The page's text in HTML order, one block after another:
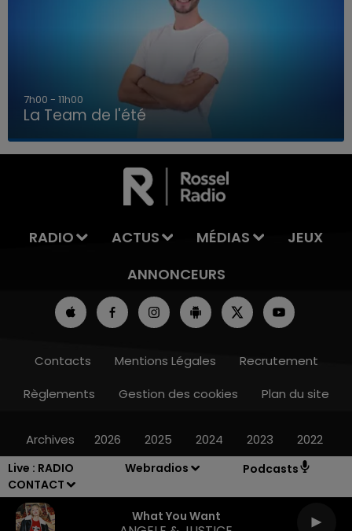
Live : RADIO
CONTACT
Webradios Podcasts
What You Want
LA TEAM DE L'ÉTÉ
7h00 - 11h00
La Team de l'été
RADIO ACTUS MÉDIAS
JEUX
ANNONCEURS
Contacts Mentions Légales
Recrutement
Règlements
Gestion des cookies Plan du site
Archives 2026 2025 2024 2023 2022